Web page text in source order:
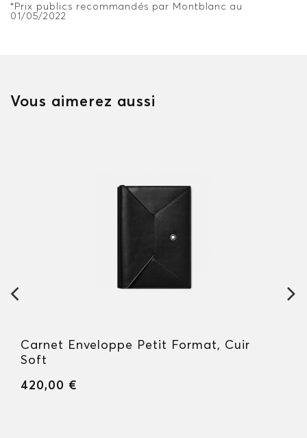
*Prix publics recommandés par Montblanc au
01/05/2022
Vous aimerez aussi
Carnet Enveloppe Petit Format, Cuir
Soft
420,00 €